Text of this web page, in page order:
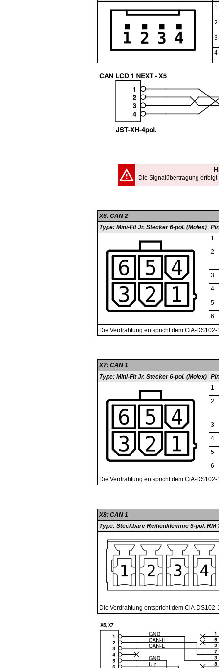
1
2
3
4
Die Signalübertragung
X6: CAN 2
Type: Mini-Fit Jr. Stecker 6-pol. (Molex) Pin
1
2
3
4
5
6
Die Verdrahtung entspricht dem CiA-DS102-
X7: CAN 1
Type: Mini-Fit Jr. Stecker 6-pol. (Molex) Pin
1
2
3
4
5
6
Die Verdrahtung entspricht dem CiA-DS102-
X8: CAN 1
Type: Steckbare Reihenklemme 5-pol. RM
Die Verdrahtung entspricht dem CiA-DS102-